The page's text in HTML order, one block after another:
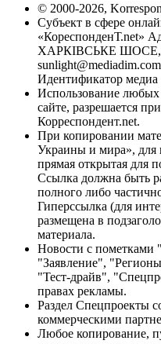
© 2000-2026,
Субъект в сфере
«КореспонденТ.net»
ХАРКІВСЬКЕ ШОСЕ,
Идентификатор медиа
Использование
сайте, разрешается
Корреспондент.net.
При копировании
Украины и мира», для
прямая открытая для
Ссылка должна быть
полного либо
Гиперссылка (для
размещена в
материала.
Новости с
"Заявление",
"Тест-драйв",
правах рекламы.
Раздел Спецпроекты
коммерческими
Любое копирование,